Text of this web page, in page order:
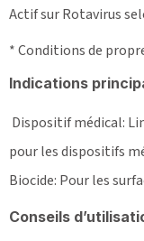
Actif sur Rotavirus
* Conditions de
Indications
Dispositif médical:
pour les dispositifs
Biocide: Pour les
Conseils